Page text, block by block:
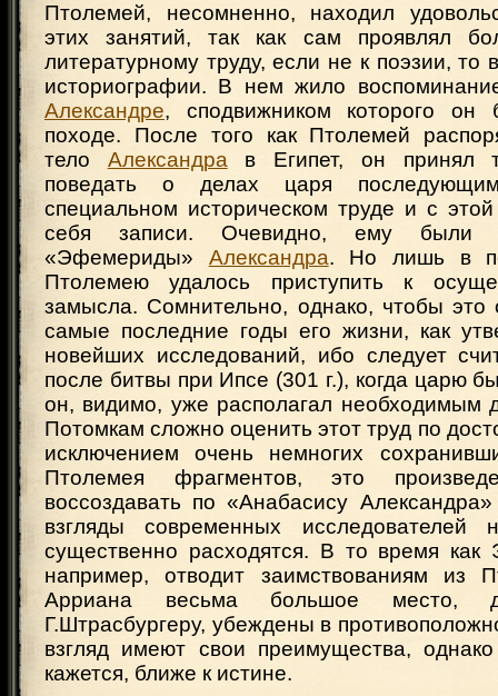
Птолемей, несомненно, находил
этих занятий, так как сам проявлял
литературному труду, если не к поэзии, то
историографии. В нем жило
Александре, сподвижником которого он
походе. После того как Птолемей
тело Александра в Египет, он принял
поведать о делах царя
специальном историческом труде и с
себя записи. Очевидно, ему были
«Эфемериды» Александра. Но лишь в
Птолемею удалось приступить к
замысла. Сомнительно, однако, чтобы это
самые последние годы его жизни, как
новейших исследований, ибо следует
после битвы при Ипсе (301 г.), когда царю
он, видимо, уже располагал необходимым
Потомкам сложно оценить этот труд по
исключением очень немногих
Птолемея фрагментов, это
воссоздавать по «Анабасису
взгляды современных исследователей
существенно расходятся. В то время как
например, отводит заимствованиям из
Арриана весьма большое место,
Г.Штрасбургеру, убеждены в
взгляд имеют свои преимущества, однако
кажется, ближе к истине.